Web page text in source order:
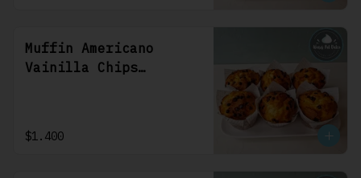
Muffin Americano
Vainilla Chips
$1.400